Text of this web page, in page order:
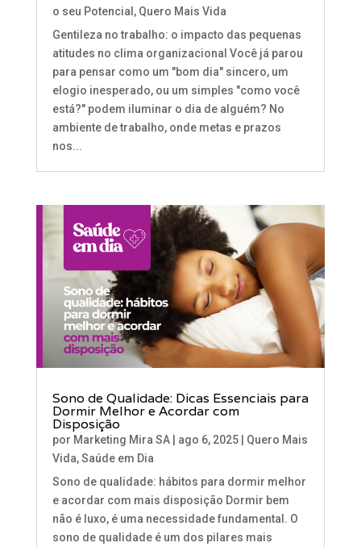
o seu Potencial , Quero Mais Vida
Gentileza no trabalho: o impacto das pequenas
atitudes no clima organizacional Você já parou
para pensar como um "bom dia" sincero, um
elogio inesperado, ou um simples "como você
está?" podem iluminar o dia de alguém? No
ambiente de trabalho, onde metas e prazos
nos...
Sono de Qualidade: Dicas Essenciais para
Dormir Melhor e Acordar com
Disposição
por Marketing Mira SA| ago 6, 2025| Quero Mais
Vida,Saúde em Dia
Sono de qualidade: hábitos para dormir melhor
e acordar com mais disposição Dormir bem
não é luxo, é uma necessidade fundamental. O
sono de qualidade é um dos pilares mais